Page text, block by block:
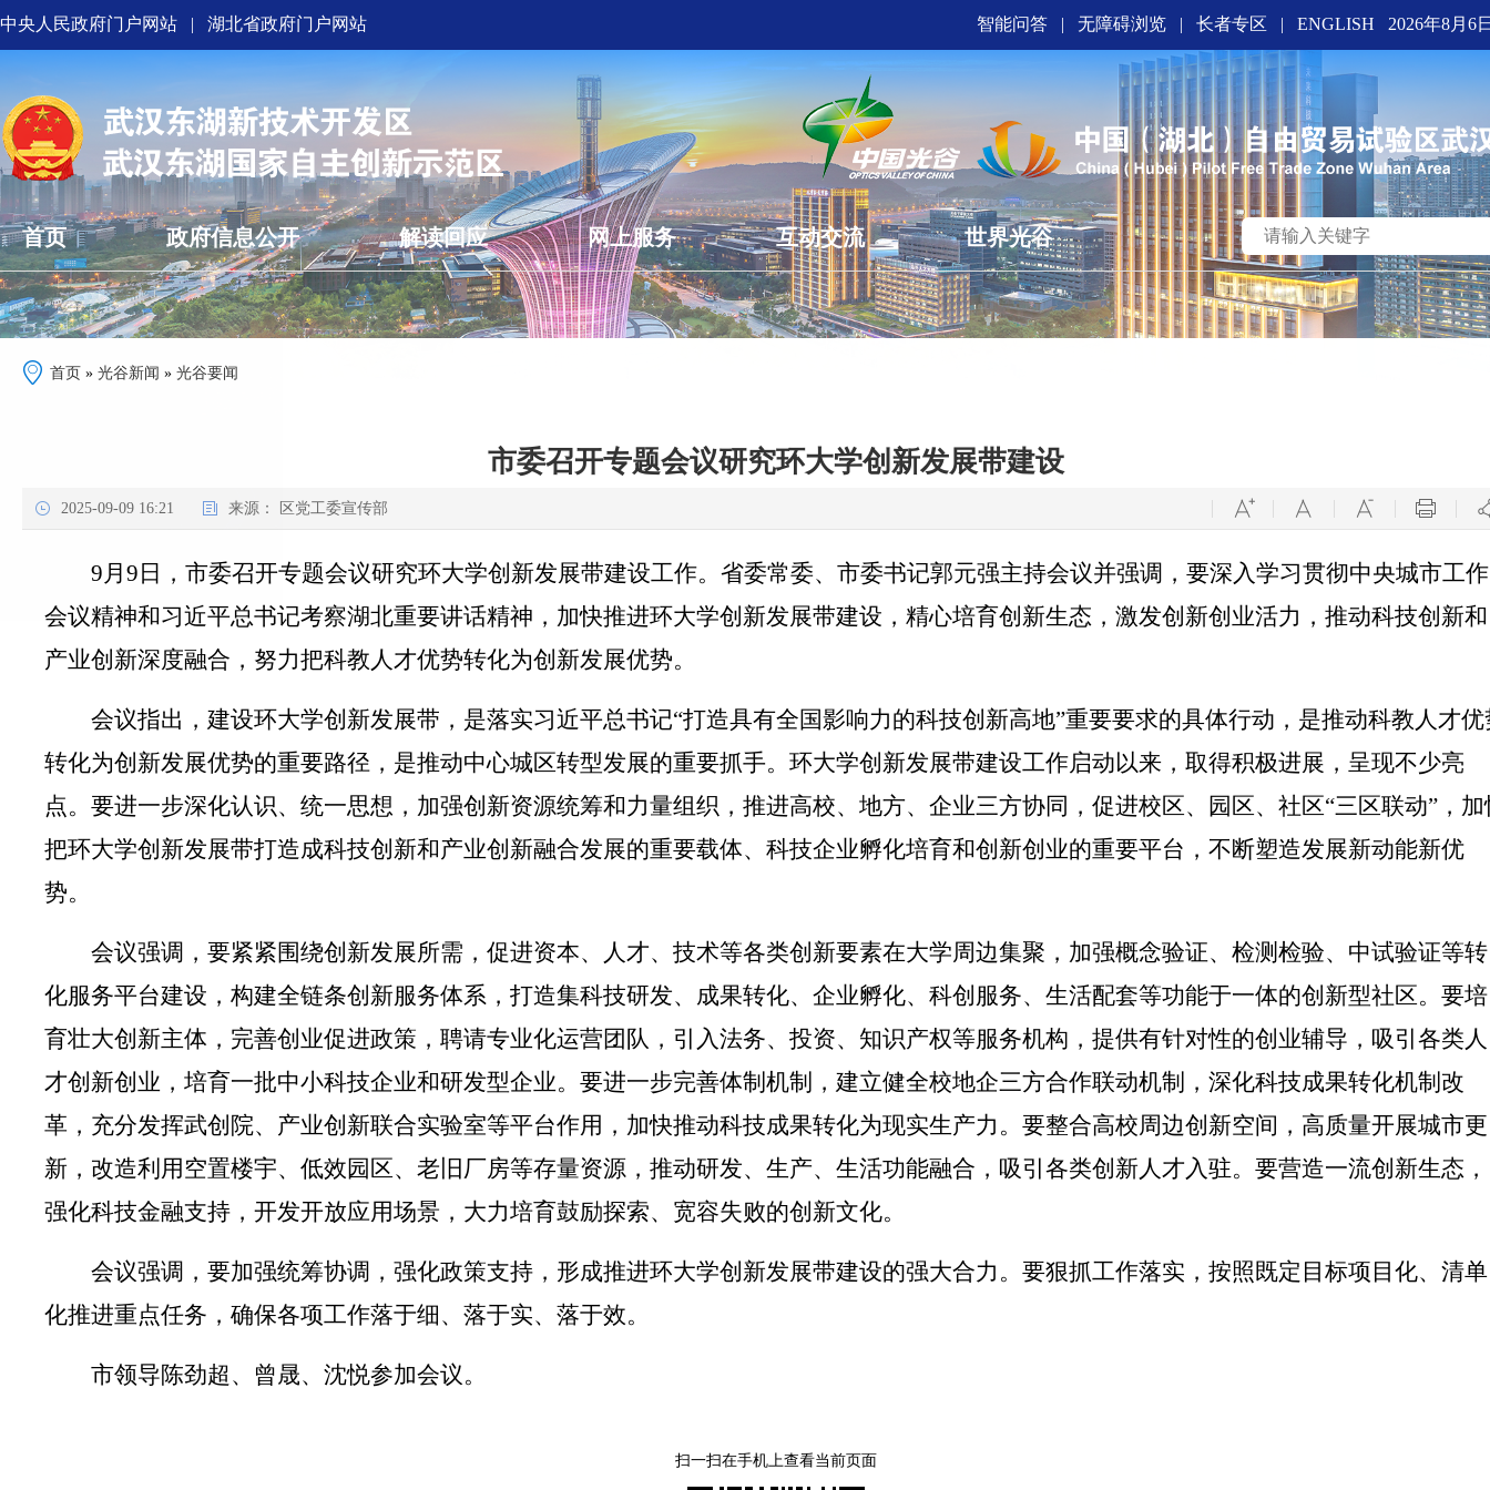
中央人民政府门户网站 | 湖北省政府门户网站 智能问答 | 无障碍浏览 | 长者专区 | ENGLISH 2026年8月6
首页 政府信息公开 解读回应 网上服务 互动交流 世界光谷
首页 » 光谷新闻 » 光谷要闻
市委召开专题会议研究环大学创新发展带建设
2025-09-09 16:21 来源： 区党工委宣传部
9月9日，市委召开专题会议研究环大学创新发展带建设工作。省委常委、市委书记郭元强主持会议并强调， 要深入学习贯彻中央城市工作
会议精神和习近平总书记考察湖北重要讲话精神，加快推进环大学创新发展带建设，精心培育创新生态，激发创新创业活力，推动科技创新和
产业创新深度融合，努力把科教人才优势转化为创新发展优势。
会议指出， 建设环大学创新发展带，是落实习近平总书记“打造具有全国影响力的科技创新高地”重要要求的具体行动，是推动科教人才优
转化为创新发展优势的重要路径，是推动中心城区转型发展的重要抓手。 环大学创新发展带建设工作启动以来，取得积极进展，呈现不少亮
点。 要进一步深化认识、统一思想，加强创新资源统筹和力量组织，推进高校、地方、企业三方协同，促进校区、园区、社区“三区联动”，加
把环大学创新发展带打造成科技创新和产业创新融合发展的重要载体、科技企业孵化培育和创新创业的重要平台，不断塑造发展新动能新优
势。
会议强调 ， 要紧紧围绕创新发展所需，促进资本、人才、技术等各类创新要素在大学周边集聚 ，加强概念验证、检测检验、中试验证等转
化服务平台建设，构建全链条创新服务体系，打造集科技研发、成果转化、企业孵化、科创服务、生活配套等功能于一体的创新型社区。 要培
育壮大创新主体 ，完善创业促进政策，聘请专业化运营团队，引入法务、投资、知识产权等服务机构，提供有针对性的创业辅导，吸引各类人
才创新创业，培育一批中小科技企业和研发型企业。 要进一步完善体制机制 ，建立健全校地企三方合作联动机制，深化科技成果转化机制改
革，充分发挥武创院、产业创新联合实验室等平台作用，加快推动科技成果转化为现实生产力。 要整合高校周边创新空间 ，高质量开展城市更
新，改造利用空置楼宇、低效园区、老旧厂房等存量资源，推动研发、生产、生活功能融合，吸引各类创新人才入驻。 要营造一流创新生态，
强化科技金融支持，开发开放应用场景，大力培育鼓励探索、宽容失败的创新文化。
会议强调 ， 要加强统筹协调，强化政策支持，形成推进环大学创新发展带建设的强大合力。 要狠抓工作落实，按照既定目标项目化、清单
化推进重点任务，确保各项工作落于细、落于实、落于效。
市领导陈劲超、曾晟、沈悦参加会议。
扫一扫在手机上查看当前页面